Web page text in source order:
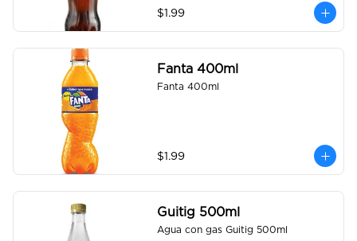
$1.99
Fanta 400ml
Fanta 400ml
$1.99
Guitig 500ml
Agua con gas Guitig 500ml